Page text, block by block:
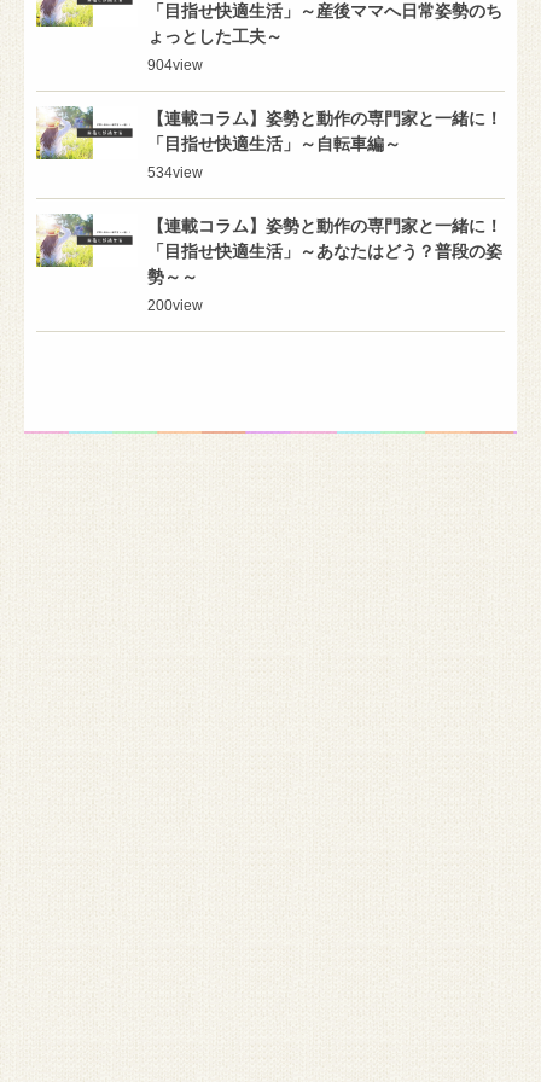
「目指せ快適生活」～産後ママへ日常姿勢のち
ょっとした工夫～
904view
【連載コラム】姿勢と動作の専門家と一緒に！
「目指せ快適生活」～自転車編～
534view
【連載コラム】姿勢と動作の専門家と一緒に！
「目指せ快適生活」～あなたはどう？普段の姿
勢～～
200view